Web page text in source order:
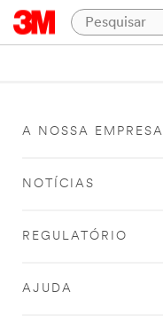
A NOSSA EMPRESA
NOTÍCIAS
REGULATÓRIO
AJUDA